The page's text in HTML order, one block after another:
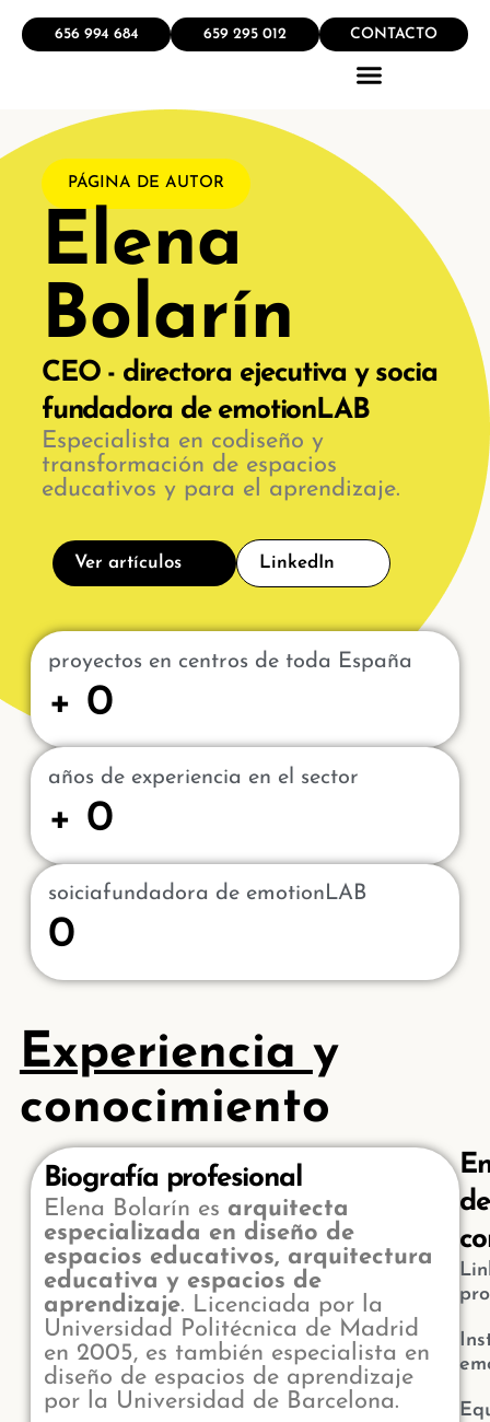
656 994 684 659 295 012 CONTACTO
PÁGINA DE AUTOR
Elena
Bolarín
CEO - directora ejecutiva y socia
fundadora de emotionLAB
Especialista en codiseño y
transformación de espacios
educativos y para el aprendizaje.
Ver artículos LinkedIn
proyectos en centros de toda España
+ 0
años de experiencia en el sector
+ 0
soiciafundadora de emotionLAB
0
Experiencia y
conocimiento
Biografía profesional
Elena Bolarín es arquitecta
especializada en diseño de
espacios educativos, arquitectura
educativa y espacios de
aprendizaje. Licenciada por la
Universidad Politécnica de Madrid
en 2005, es también especialista en
diseño de espacios de aprendizaje
por la Universidad de Barcelona.
de